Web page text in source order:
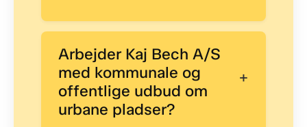
Arbejder Kaj Bech A/S
med kommunale og
offentlige udbud om
urbane pladser?
+